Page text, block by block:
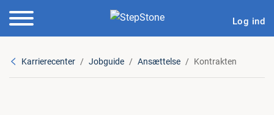
Log ind
Karrierecenter Jobguide Ansættelse Kontrakten